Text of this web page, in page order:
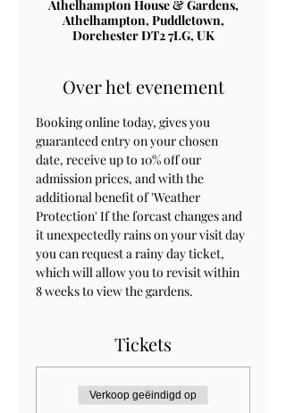
Athelhampton House & Gardens,
Athelhampton, Puddletown,
Dorchester DT2 7LG, UK
Over het evenement
Booking online today, gives you
guaranteed entry on your chosen
date, receive up to 10% off our
admission prices, and with the
additional benefit of 'Weather
Protection' If the forcast changes and
it unexpectedly rains on your visit day
you can request a rainy day ticket,
which will allow you to revisit within
8 weeks to view the gardens.
Tickets
Verkoop geëindigd op